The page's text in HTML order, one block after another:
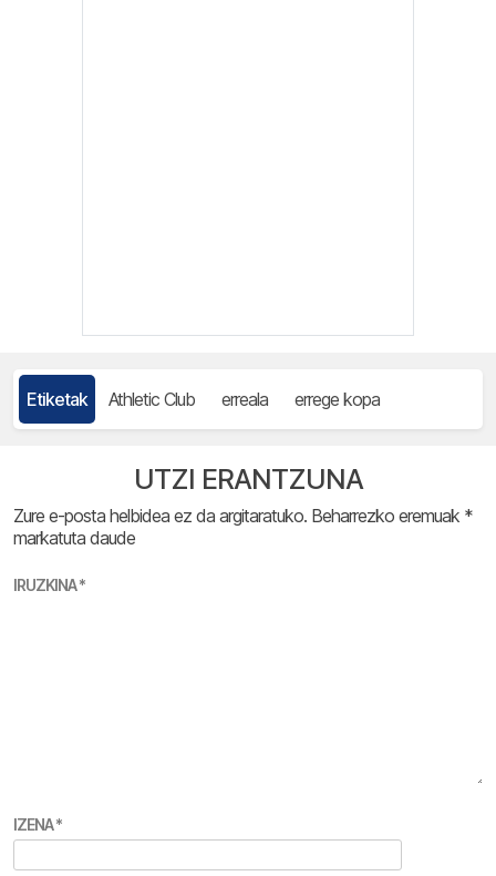
Etiketak Athletic Club erreala errege kopa
UTZI ERANTZUNA
Zure e-posta helbidea ez da argitaratuko. Beharrezko eremuak *
markatuta daude
IRUZKINA*
IZENA*